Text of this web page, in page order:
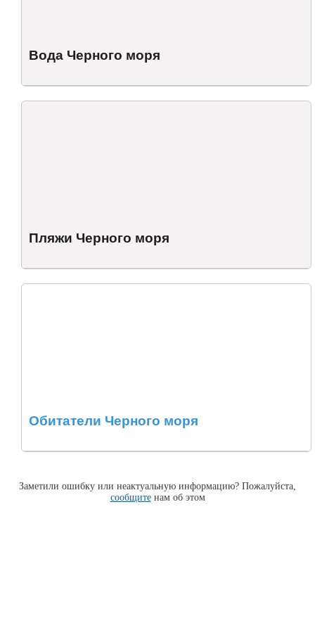
Вода Черного моря
Пляжи Черного моря
Обитатели Черного моря
Заметили ошибку или неактуальную информацию? Пожалуйста,
сообщитенам об этом